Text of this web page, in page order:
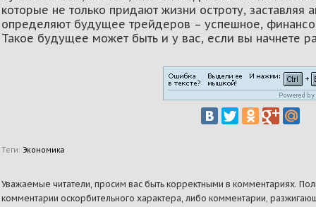
которые не только придают жизни остроту, заставляя
определяют будущее трейдеров – успешное,
Такое будущее может быть и у вас, если вы начнете
Теги: Экономика
Уважаемые читатели, просим вас быть корректными в комментариях.
комментарии оскорбительного характера, либо комментарии,